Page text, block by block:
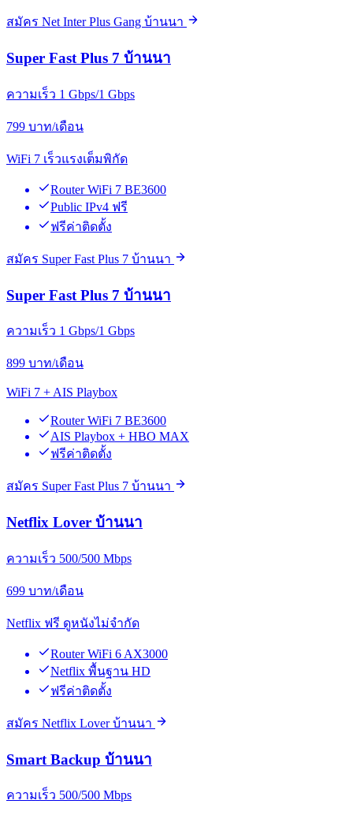
สมัคร Net Inter Plus Gang บ้านนา
Super Fast Plus 7 บ้านนา
ความเร็ว 1 Gbps/1 Gbps
799 บาท/เดือน
WiFi 7 เร็วแรงเต็มพิกัด
Router WiFi 7 BE3600
Public IPv4 ฟรี
ฟรีค่าติดตั้ง
สมัคร Super Fast Plus 7 บ้านนา
Super Fast Plus 7 บ้านนา
ความเร็ว 1 Gbps/1 Gbps
899 บาท/เดือน
WiFi 7 + AIS Playbox
Router WiFi 7 BE3600
AIS Playbox + HBO MAX
ฟรีค่าติดตั้ง
สมัคร Super Fast Plus 7 บ้านนา
Netflix Lover บ้านนา
ความเร็ว 500/500 Mbps
699 บาท/เดือน
Netflix ฟรี ดูหนังไม่จำกัด
Router WiFi 6 AX3000
Netflix พื้นฐาน HD
ฟรีค่าติดตั้ง
สมัคร Netflix Lover บ้านนา
Smart Backup บ้านนา
ความเร็ว 500/500 Mbps